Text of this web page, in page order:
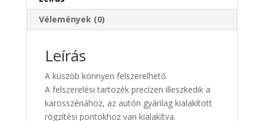
Vélemények (0)
Leírás
A küszöb könnyen felszerelhető.
A felszerelési tartozék precízen illeszkedik a
karosszériához, az autón gyárilag kialakított
rögzítési pontokhoz van kialakítva.